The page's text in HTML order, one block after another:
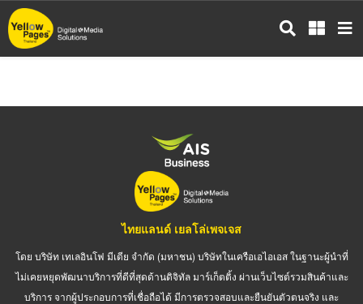
ข้าม
ไป
ไทยแลนด์ เยลโล่เพจเจส
โดย บริษัท เทเลอินโฟ มีเดีย จำกัด (มหาชน) บริษัทในเครือเอไอเอส ในฐานะผู้นำที่
ไม่เคยหยุดพัฒนาบริการที่ดีที่สุดด้านดิจิทัล มาร์เก็ตติ้ง ผ่านเว็บไซต์รวมสินค้าและ
บริการ จากผู้ประกอบการที่เชื่อถือได้ มีการตรวจสอบและยืนยันตัวตนจริง และ